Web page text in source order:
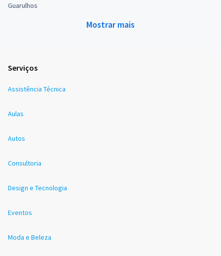
Guarulhos
Mostrar mais
Serviços
Assistência Técnica
Aulas
Autos
Consultoria
Design e Tecnologia
Eventos
Moda e Beleza